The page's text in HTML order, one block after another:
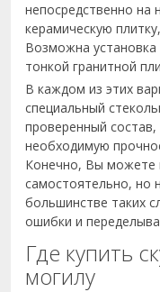
непосредственно на
керамическую
Возможна
тонкой гранитной
В каждом из этих
специальный
проверенный
необходимую
Конечно, Вы можете
самостоятельно, но
большинстве таких
ошибки и
Где купить
могилу